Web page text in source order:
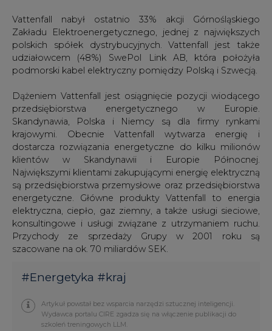
Vattenfall nabył ostatnio 33% akcji Górnośląskiego
Zakładu Elektroenergetycznego, jednej z największych
polskich spółek dystrybucyjnych. Vattenfall jest także
udziałowcem (48%) SwePol Link AB, która położyła
podmorski kabel elektryczny pomiędzy Polską i Szwecją.
Dążeniem Vattenfall jest osiągnięcie pozycji wiodącego
przedsiębiorstwa energetycznego w Europie.
Skandynawia, Polska i Niemcy są dla firmy rynkami
krajowymi. Obecnie Vattenfall wytwarza energię i
dostarcza rozwiązania energetyczne do kilku milionów
klientów w Skandynawii i Europie Północnej.
Największymi klientami zakupującymi energię elektryczną
są przedsiębiorstwa przemysłowe oraz przedsiębiorstwa
energetyczne. Główne produkty Vattenfall to energia
elektryczna, ciepło, gaz ziemny, a także usługi sieciowe,
konsultingowe i usługi związane z utrzymaniem ruchu.
Przychody ze sprzedaży Grupy w 2001 roku są
szacowane na ok. 70 miliardów SEK.
#Energetyka #kraj
Artykuł powstał bez wsparcia narzędzi sztucznej inteligencji.
Wydawca portalu CIRE zgadza się na włączenie publikacji do
szkoleń treningowych LLM.